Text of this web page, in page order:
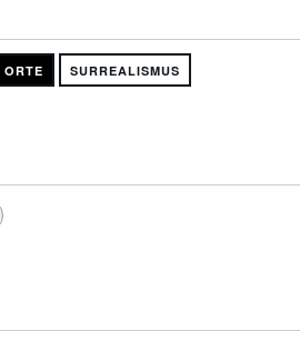
ORTE SURREALISMUS